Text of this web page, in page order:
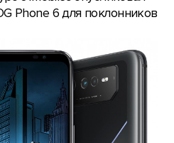
Phone 6 для поклонников